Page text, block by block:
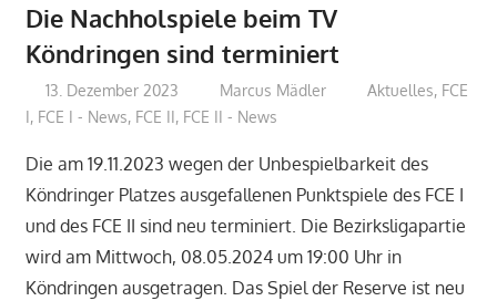
Die Nachholspiele beim TV
Köndringen sind terminiert
13. Dezember 2023 Marcus Mädler Aktuelles, FCE
I, FCE I - News, FCE II, FCE II - News
Die am 19.11.2023 wegen der Unbespielbarkeit des
Köndringer Platzes ausgefallenen Punktspiele des FCE I
und des FCE II sind neu terminiert. Die Bezirksligapartie
wird am Mittwoch, 08.05.2024 um 19:00 Uhr in
Köndringen ausgetragen. Das Spiel der Reserve ist neu